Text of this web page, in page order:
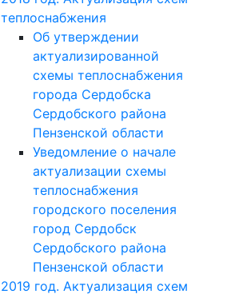
теплоснабжения
Об утверждении
актуализированной
схемы теплоснабжения
города Сердобска
Сердобского района
Пензенской области
Уведомление о начале
актуализации схемы
теплоснабжения
городского поселения
город Сердобск
Сердобского района
Пензенской области
2019 год. Актуализация схем